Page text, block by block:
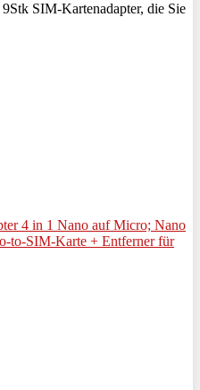
SIM-Kartenadapter, die Sie
4 in 1 Nano auf Micro; Nano
to-SIM-Karte + Entferner für